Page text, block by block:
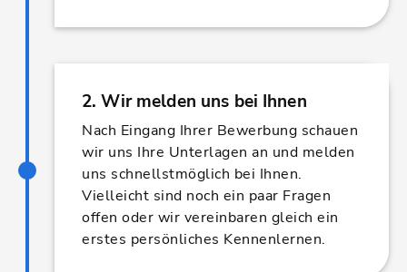
2. Wir melden uns bei Ihnen
Nach Eingang Ihrer Bewerbung schauen
wir uns Ihre Unterlagen an und melden
uns schnellstmöglich bei Ihnen.
Vielleicht sind noch ein paar Fragen
offen oder wir vereinbaren gleich ein
erstes persönliches Kennenlernen.